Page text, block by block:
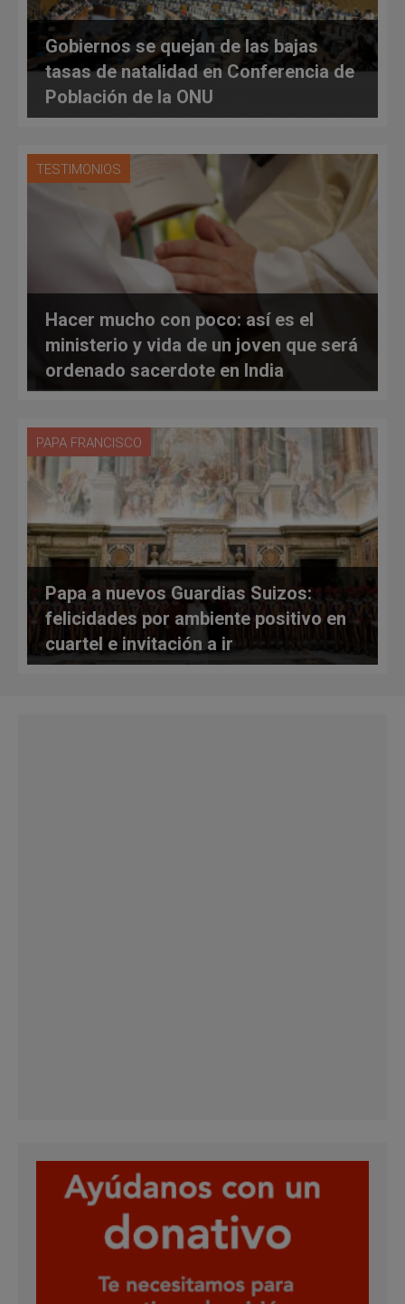
Gobiernos se quejan de las bajas
tasas de natalidad en Conferencia de
Población de la ONU
TESTIMONIOS
Hacer mucho con poco: así es el
ministerio y vida de un joven que será
ordenado sacerdote en India
PAPA FRANCISCO
Papa a nuevos Guardias Suizos:
felicidades por ambiente positivo en
cuartel e invitación a ir
contracorriente en uso de celular